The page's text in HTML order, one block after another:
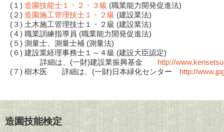
(１) 造園技能士１・２・３級 (職業能力開発促進法)
(２) 造園施工管理技士１・２級 (建設業法)
(３) 土木施工管理技士１・２級 (建設業法)
(４) 職業訓練指導員 (職業能力開発促進法)
(５) 測量士、測量士補 (測量法)
(６) 建設業経理事務士１～４級 (建設大臣認定)
詳細は、(一財)建設業振興基金 http://
(７) 樹木医 詳細は、(一財)日本緑化センター http://
造園技能検定